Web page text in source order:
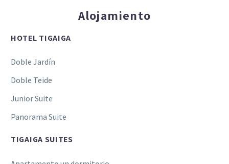
Alojamiento
HOTEL TIGAIGA
Doble Jardín
Doble Teide
Junior Suite
Panorama Suite
TIGAIGA SUITES